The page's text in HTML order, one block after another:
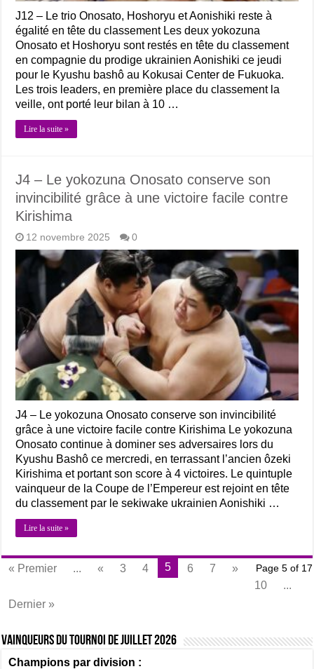
J12 – Le trio Onosato, Hoshoryu et Aonishiki reste à
égalité en tête du classement Les deux yokozuna
Onosato et Hoshoryu sont restés en tête du classement
en compagnie du prodige ukrainien Aonishiki ce jeudi
pour le Kyushu bashô au Kokusai Center de Fukuoka.
Les trois leaders, en première place du classement la
veille, ont porté leur bilan à 10 …
Lire la suite »
J4 – Le yokozuna Onosato conserve son
invincibilité grâce à une victoire facile contre
Kirishima
12 novembre 2025 0
J4 – Le yokozuna Onosato conserve son invincibilité
grâce à une victoire facile contre Kirishima Le yokozuna
Onosato continue à dominer ses adversaires lors du
Kyushu Bashô ce mercredi, en terrassant l’ancien ôzeki
Kirishima et portant son score à 4 victoires. Le quintuple
vainqueur de la Coupe de l’Empereur est rejoint en tête
du classement par le sekiwake ukrainien Aonishiki …
Lire la suite »
Page 5 of 17
« Premier ... « 3 4 5 6 7
»
10
...
Dernier »
Vainqueurs du tournoi de Juillet 2026
Champions par division :